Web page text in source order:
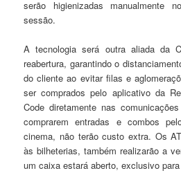
serão higienizadas manualmente
sessão.
A tecnologia será outra aliada da
reabertura, garantindo o
do cliente ao evitar filas e
ser comprados pelo aplicativo da
Code diretamente nas
comprarem entradas e combos
cinema, não terão custo extra. Os
às bilheterias, também realizarão a
um caixa estará aberto, exclusivo